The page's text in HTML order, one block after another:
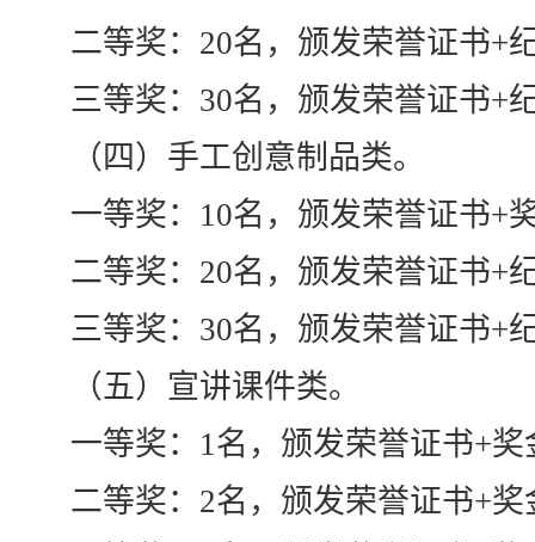
二等奖：20名，颁发荣誉证书+
三等奖：30名，颁发荣誉证书+
（四）手工创意制品类。
一等奖：10名，颁发荣誉证书+
二等奖：20名，颁发荣誉证书+
三等奖：30名，颁发荣誉证书+
（五）宣讲课件类。
一等奖：1名，颁发荣誉证书+奖
二等奖：2名，颁发荣誉证书+奖